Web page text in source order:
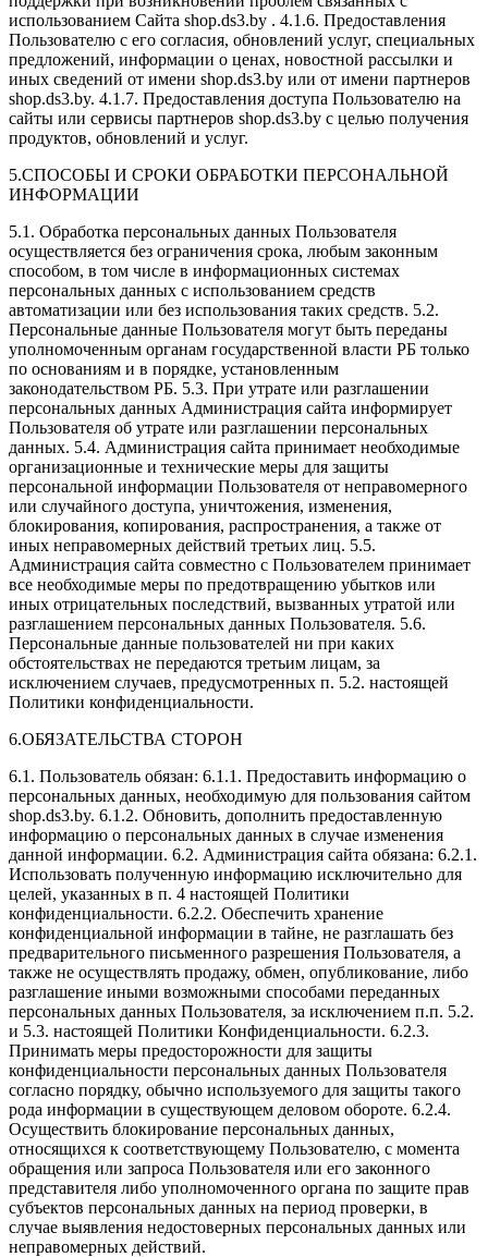
использованием Сайта shop.ds3.by . 4.1.6. Предоставления
Пользователю с его согласия, обновлений услуг, специальных
предложений, информации о ценах, новостной рассылки и
иных сведений от имени shop.ds3.by или от имени партнеров
shop.ds3.by. 4.1.7. Предоставления доступа Пользователю на
сайты или сервисы партнеров shop.ds3.by с целью получения
продуктов, обновлений и услуг.
5.СПОСОБЫ И СРОКИ ОБРАБОТКИ ПЕРСОНАЛЬНОЙ
ИНФОРМАЦИИ
5.1. Обработка персональных данных Пользователя
осуществляется без ограничения срока, любым законным
способом, в том числе в информационных системах
персональных данных с использованием средств
автоматизации или без использования таких средств. 5.2.
Персональные данные Пользователя могут быть переданы
уполномоченным органам государственной власти РБ только
по основаниям и в порядке, установленным
законодательством РБ. 5.3. При утрате или разглашении
персональных данных Администрация сайта информирует
Пользователя об утрате или разглашении персональных
данных. 5.4. Администрация сайта принимает необходимые
организационные и технические меры для защиты
персональной информации Пользователя от неправомерного
или случайного доступа, уничтожения, изменения,
блокирования, копирования, распространения, а также от
иных неправомерных действий третьих лиц. 5.5.
Администрация сайта совместно с Пользователем принимает
все необходимые меры по предотвращению убытков или
иных отрицательных последствий, вызванных утратой или
разглашением персональных данных Пользователя. 5.6.
Персональные данные пользователей ни при каких
обстоятельствах не передаются третьим лицам, за
исключением случаев, предусмотренных п. 5.2. настоящей
Политики конфиденциальности.
6.ОБЯЗАТЕЛЬСТВА СТОРОН
6.1. Пользователь обязан: 6.1.1. Предоставить информацию о
персональных данных, необходимую для пользования сайтом
shop.ds3.by. 6.1.2. Обновить, дополнить предоставленную
информацию о персональных данных в случае изменения
данной информации. 6.2. Администрация сайта обязана: 6.2.1.
Использовать полученную информацию исключительно для
целей, указанных в п. 4 настоящей Политики
конфиденциальности. 6.2.2. Обеспечить хранение
конфиденциальной информации в тайне, не разглашать без
предварительного письменного разрешения Пользователя, а
также не осуществлять продажу, обмен, опубликование, либо
разглашение иными возможными способами переданных
персональных данных Пользователя, за исключением п.п. 5.2.
и 5.3. настоящей Политики Конфиденциальности. 6.2.3.
Принимать меры предосторожности для защиты
конфиденциальности персональных данных Пользователя
согласно порядку, обычно используемого для защиты такого
рода информации в существующем деловом обороте. 6.2.4.
Осуществить блокирование персональных данных,
относящихся к соответствующему Пользователю, с момента
обращения или запроса Пользователя или его законного
представителя либо уполномоченного органа по защите прав
субъектов персональных данных на период проверки, в
случае выявления недостоверных персональных данных или
неправомерных действий.